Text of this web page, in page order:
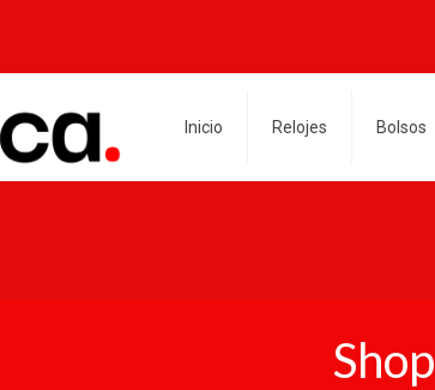
Inicio Relojes Bolsos
Shop